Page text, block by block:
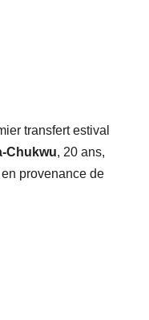
transfert estival
Chukwu, 20 ans,
provenance de